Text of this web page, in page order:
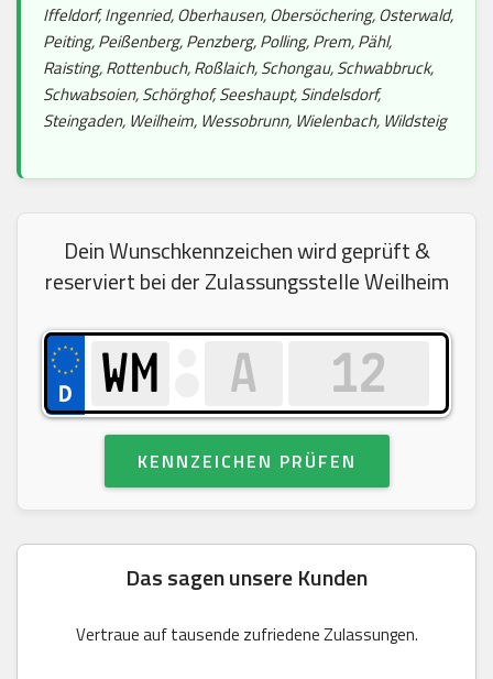
Iffeldorf, Ingenried, Oberhausen, Obersöchering, Osterwald,
Peiting, Peißenberg, Penzberg, Polling, Prem, Pähl,
Raisting, Rottenbuch, Roßlaich, Schongau, Schwabbruck,
Schwabsoien, Schörghof, Seeshaupt, Sindelsdorf,
Steingaden, Weilheim, Wessobrunn, Wielenbach, Wildsteig
Dein Wunschkennzeichen wird geprüft &
reserviert bei der Zulassungsstelle Weilheim
KENNZEICHEN PRÜFEN
Das sagen unsere Kunden
Vertraue auf tausende zufriedene Zulassungen.